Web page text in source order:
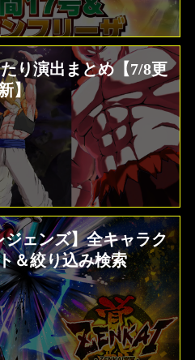
】
＆絞り込み検索